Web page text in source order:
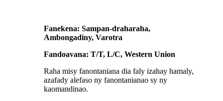
Fanekena: Sampan-draharaha,
Ambongadiny, Varotra
Fandoavana: T/T, L/C, Western Union
Raha misy fanontaniana dia faly izahay hamaly,
azafady alefaso ny fanontanianao sy ny
kaomandinao.